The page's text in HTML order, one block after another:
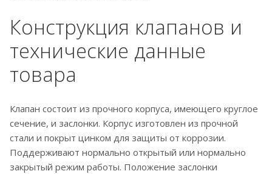
Конструкция клапанов и
технические данные
товара
Клапан состоит из прочного корпуса, имеющего круглое
сечение, и заслонки. Корпус изготовлен из прочной
стали и покрыт цинком для защиты от коррозии.
Поддерживают нормально открытый или нормально
закрытый режим работы. Положение заслонки